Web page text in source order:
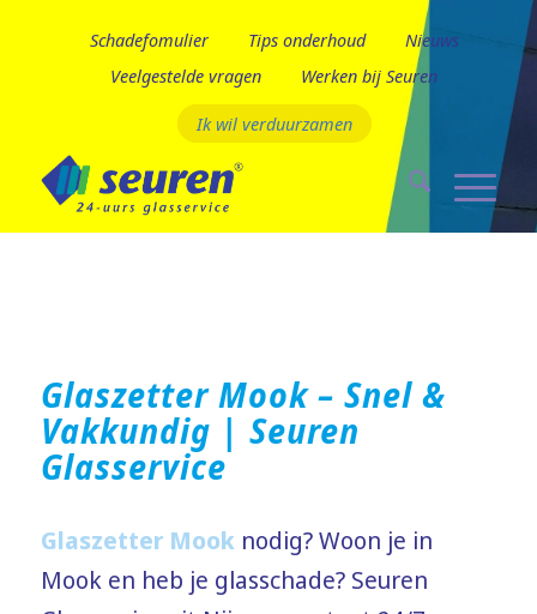
Schadefomulier Tips onderhoud
Nieuws
Veelgestelde vragen
Werken bij Seuren
Ik wil verduurzamen
Glaszetter Mook – Snel &
Vakkundig | Seuren
Glasservice
Glaszetter Mooknodig? Woon je in
Mook en heb je glasschade? Seuren